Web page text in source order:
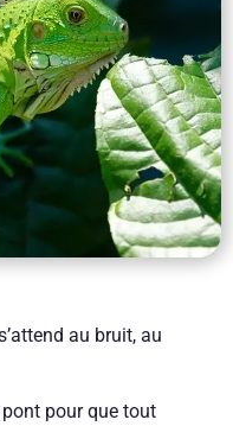
au bruit, au
pour que tout